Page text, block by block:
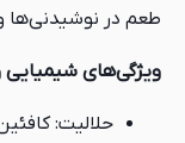
طعم در نوشیدنی‌ها
ویژگی‌های شیمیایی
حلالیت: